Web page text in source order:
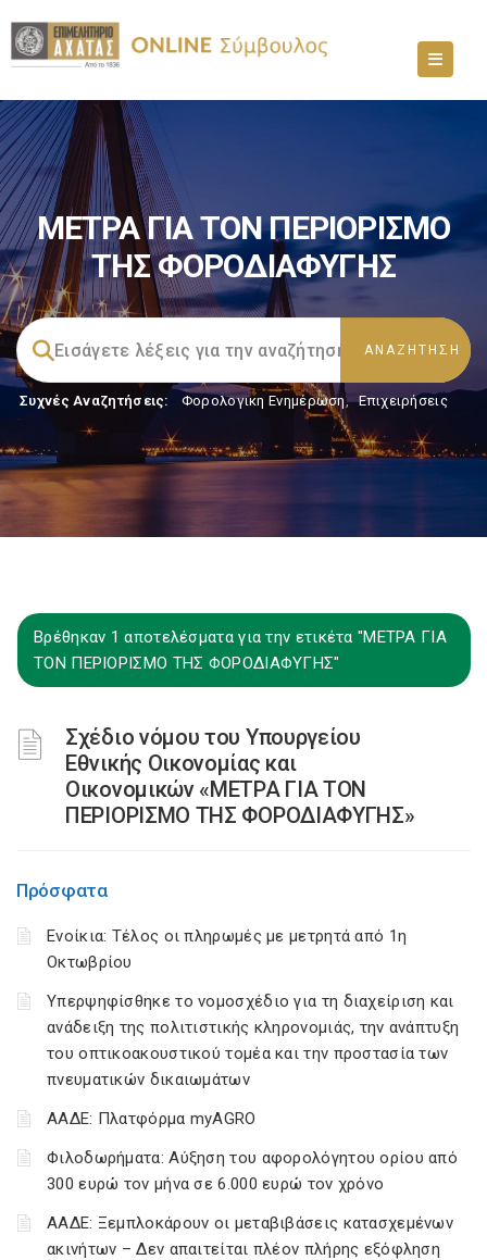
ΜΕΤΡΑ ΓΙΑ ΤΟΝ ΠΕΡΙΟΡΙΣΜΟ
ΤΗΣ ΦΟΡΟΔΙΑΦΥΓΗΣ
Συχνές Αναζητήσεις: Φορολογικη Ενημέρωση, Επιχειρήσεις
Βρέθηκαν 1 αποτελέσματα για την ετικέτα "ΜΕΤΡΑ ΓΙΑ
ΤΟΝ ΠΕΡΙΟΡΙΣΜΟ ΤΗΣ ΦΟΡΟΔΙΑΦΥΓΗΣ"
Σχέδιο νόμου του Υπουργείου
Εθνικής Οικονομίας και
Οικονομικών «ΜΕΤΡΑ ΓΙΑ ΤΟΝ
ΠΕΡΙΟΡΙΣΜΟ ΤΗΣ ΦΟΡΟΔΙΑΦΥΓΗΣ»
Πρόσφατα
Ενοίκια: Τέλος οι πληρωμές με μετρητά από 1η
Οκτωβρίου
Υπερψηφίσθηκε το νομοσχέδιο για τη διαχείριση και
ανάδειξη της πολιτιστικής κληρονομιάς, την ανάπτυξη
του οπτικοακουστικού τομέα και την προστασία των
πνευματικών δικαιωμάτων
ΑΑΔΕ: Πλατφόρμα myAGRO
Φιλοδωρήματα: Αύξηση του αφορολόγητου ορίου από
300 ευρώ τον μήνα σε 6.000 ευρώ τον χρόνο
ΑΑΔΕ: Ξεμπλοκάρουν οι μεταβιβάσεις κατασχεμένων
ακινήτων – Δεν απαιτείται πλέον πλήρης εξόφληση